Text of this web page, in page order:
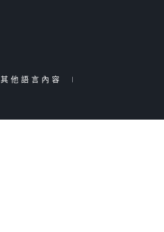
其他語言內容 |